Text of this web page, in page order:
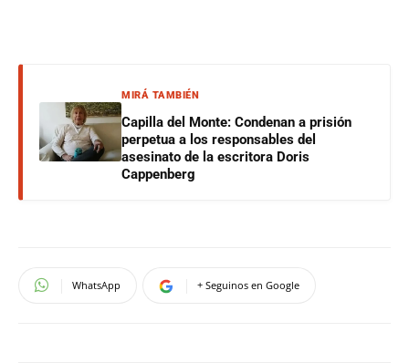
MIRÁ TAMBIÉN
Capilla del Monte: Condenan a prisión
perpetua a los responsables del
asesinato de la escritora Doris
Cappenberg
WhatsApp + Seguinos en Google